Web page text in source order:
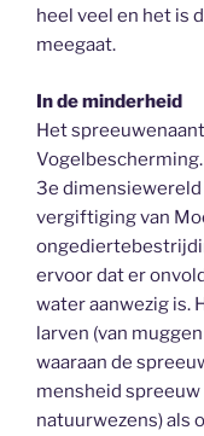
heel veel en het is
meegaat.
In de minderheid
Het
3e
vergiftiging van
ervoor dat er
water aanwezig is.
larven (van
waaraan de
mensheid spreeuw
natuurwezens) als